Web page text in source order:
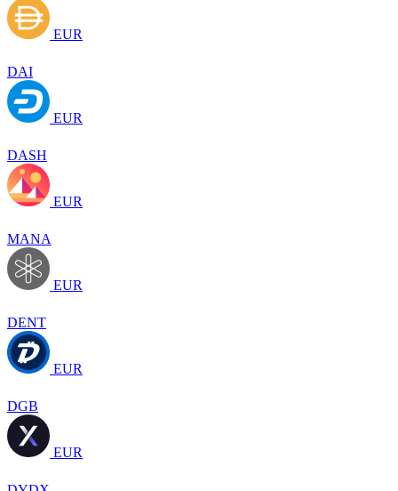
EUR
DAI
EUR
DASH
EUR
MANA
EUR
DENT
EUR
DGB
EUR